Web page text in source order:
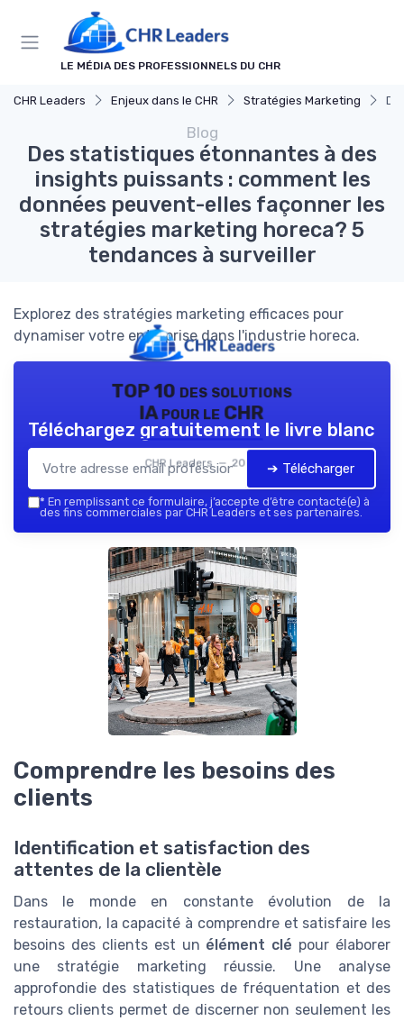
LE MÉDIA DES PROFESSIONNELS DU CHR
CHR Leaders Enjeux dans le CHR Stratégies Marketing
Blog
Des statistiques étonnantes à des
insights puissants : comment les
données peuvent-elles façonner les
stratégies marketing horeca? 5
tendances à surveiller
Explorez des stratégies marketing efficaces pour
dynamiser votre entreprise dans l'industrie horeca.
TOP 10 des solutions
IA pour le CHR
CHR Leaders — 2026
Téléchargez gratuitement le livre blanc
➔ Télécharger
* En remplissant ce formulaire, j’accepte d’être contacté(e) à
des fins commerciales par CHR Leaders et ses partenaires.
Comprendre les besoins des
clients
Identification et satisfaction des
attentes de la clientèle
Dans le monde en constante évolution de la
restauration, la capacité à comprendre et satisfaire les
besoins des clients est un élément clé pour élaborer
une stratégie marketing réussie. Une analyse
approfondie des statistiques de fréquentation et des
retours clients permet de discerner non seulement les
Panneau de gestion des cookies